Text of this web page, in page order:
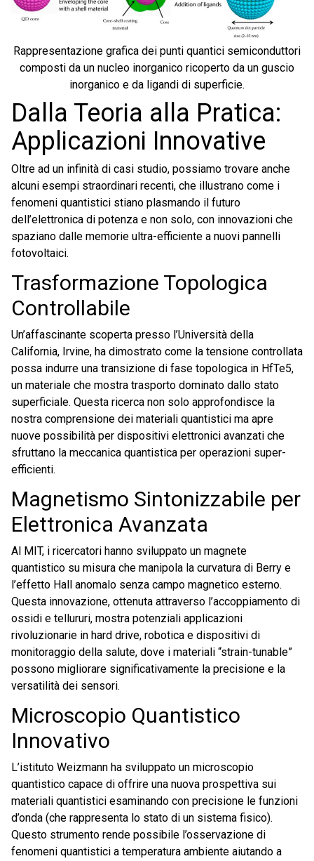
Rappresentazione grafica dei punti quantici semiconduttori
composti da un nucleo inorganico ricoperto da un guscio
inorganico e da ligandi di superficie.
Dalla Teoria alla Pratica:
Applicazioni Innovative
Oltre ad un infinità di casi studio, possiamo trovare anche
alcuni esempi straordinari recenti, che illustrano come i
fenomeni quantistici stiano plasmando il futuro
dell’elettronica di potenza e non solo, con innovazioni che
spaziano dalle memorie ultra-efficiente a nuovi pannelli
fotovoltaici.
Trasformazione Topologica
Controllabile
Un’affascinante scoperta presso l’Università della
California, Irvine, ha dimostrato come la tensione controllata
possa indurre una transizione di fase topologica in HfTe5,
un materiale che mostra trasporto dominato dallo stato
superficiale. Questa ricerca non solo approfondisce la
nostra comprensione dei materiali quantistici ma apre
nuove possibilità per dispositivi elettronici avanzati che
sfruttano la meccanica quantistica per operazioni super-
efficienti.
Magnetismo Sintonizzabile per
Elettronica Avanzata
Al MIT, i ricercatori hanno sviluppato un magnete
quantistico su misura che manipola la curvatura di Berry e
l’effetto Hall anomalo senza campo magnetico esterno.
Questa innovazione, ottenuta attraverso l’accoppiamento di
ossidi e tellururi, mostra potenziali applicazioni
rivoluzionarie in hard drive, robotica e dispositivi di
monitoraggio della salute, dove i materiali “strain-tunable”
possono migliorare significativamente la precisione e la
versatilità dei sensori.
Microscopio Quantistico
Innovativo
L’istituto Weizmann ha sviluppato un microscopio
quantistico capace di offrire una nuova prospettiva sui
materiali quantistici esaminando con precisione le funzioni
d’onda (che rappresenta lo stato di un sistema fisico).
Questo strumento rende possibile l’osservazione di
fenomeni quantistici a temperatura ambiente aiutando a